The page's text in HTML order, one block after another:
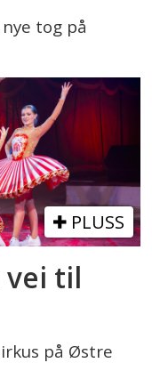
tog på
PLUSS
vei til
på Østre